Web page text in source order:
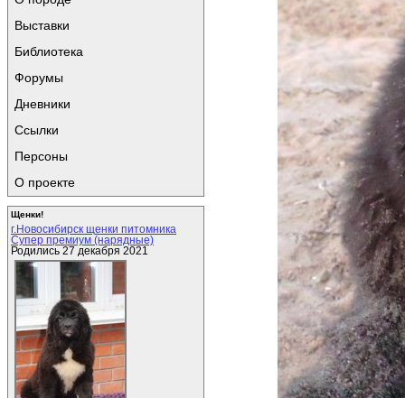
Выставки
Библиотека
Форумы
Дневники
Ссылки
Персоны
О проекте
Щенки!
г.Новосибирск щенки питомника
Супер премиум (нарядные)
Родились 27 декабря 2021